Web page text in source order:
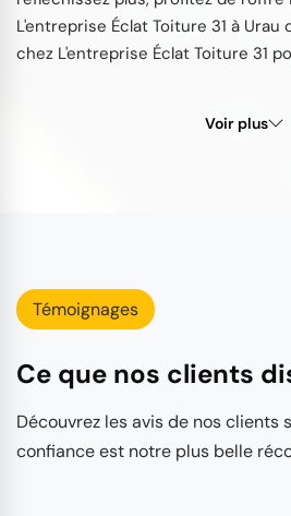
L'entreprise Éclat Toiture 31 à Urau
chez L'entreprise Éclat Toiture 31
Voir plus
Témoignages
Ce que nos clients
Découvrez les avis de nos clients
confiance est notre plus belle